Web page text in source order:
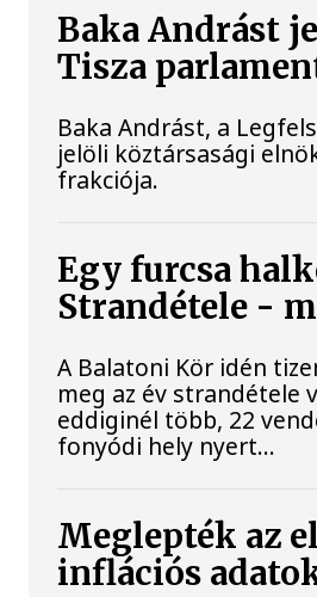
Baka Andrást
Tisza
Baka Andrást, a
jelöli köztársasági
frakciója.
Egy furcsa
Strandétele -
A Balatoni Kör idén
meg az év strandétele
eddiginél több, 22
fonyódi hely nyert...
Meglepték az
inflációs